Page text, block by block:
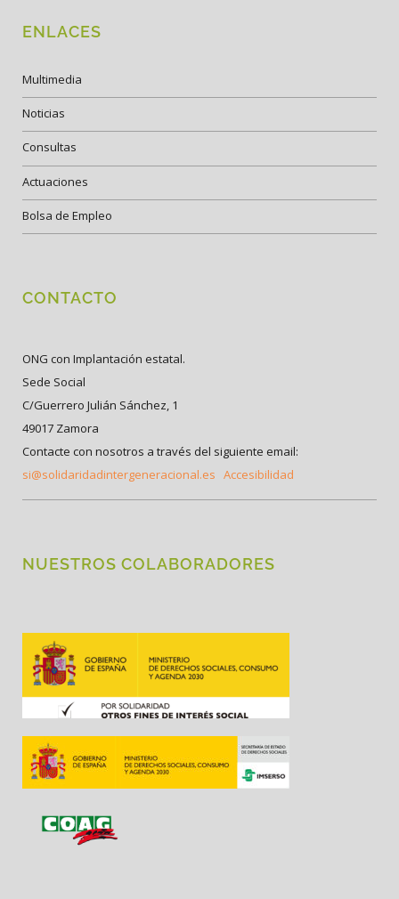
ENLACES
Multimedia
Noticias
Consultas
Actuaciones
Bolsa de Empleo
CONTACTO
ONG con Implantación estatal.
Sede Social
C/Guerrero Julián Sánchez, 1
49017 Zamora
Contacte con nosotros a través del siguiente email:
si@solidaridadintergeneracional.es Accesibilidad
NUESTROS COLABORADORES